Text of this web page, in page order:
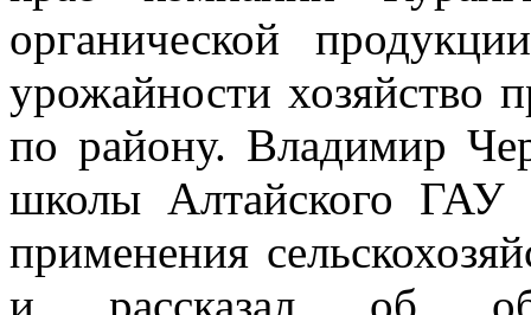
органической
урожайности хозяйство
по району. Владимир
школы Алтайского ГАУ
применения